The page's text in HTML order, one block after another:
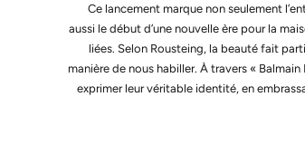
Ce lancement marque non seulement
aussi le début d’une nouvelle ère pour la
liées. Selon Rousteing, la beauté fait
manière de nous habiller. À travers «
exprimer leur véritable identité, en